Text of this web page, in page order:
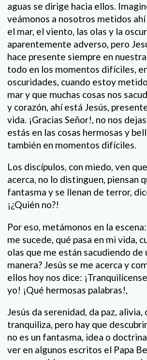
aguas se dirige hacia ellos.
veámonos a nosotros metidos ahí
el mar, el viento, las olas y la
aparentemente adverso, pero
hace presente siempre en
todo en los momentos difíciles,
oscuridades, cuando estoy
mar y que muchas cosas nos
y corazón, ahí está Jesús,
vida. ¡Gracias Señor!, no nos
estás en las cosas hermosas y
también en momentos difíciles.
Los discípulos, con miedo, ven
acerca, no lo distinguen, piensan
fantasma y se llenan de terror,
¡¿Quién no?!
Por eso, metámonos en la
me sucede, qué pasa en mi vida,
olas que me están sacudiendo de
manera? Jesús se me acerca y
ellos hoy nos dice:
yo! ¡Qué hermosas palabras!,
Jesús da serenidad, da paz, alivia,
tranquiliza, pero hay que
no es un fantasma, idea o
ver en algunos escritos el Papa